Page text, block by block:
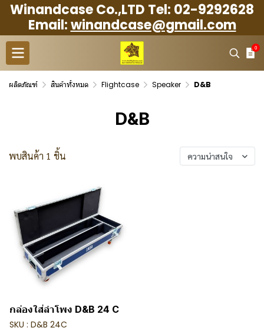
Winandcase Co.,LTD Tel: 02-9292628
Email:winandcase@gmail.com
0
ผลิตภัณฑ์ สินค้าทั้งหมด Flightcase Speaker D&B
D&B
พบสินค้า 1 ชิ้น ความน่าสนใจ
กล่องใส่ลำโพง D&B 24 C
SKU : D&B 24C